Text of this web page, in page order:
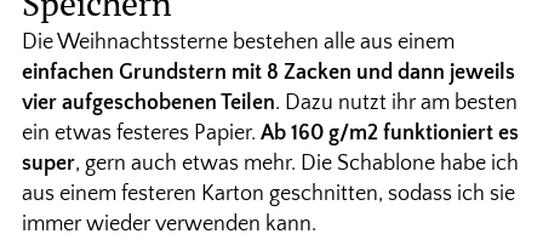
Die Weihnachtssterne bestehen alle aus einem
einfachen Grundstern mit 8 Zacken und dann jeweils
vier aufgeschobenen Teilen. Dazu nutzt ihr am besten
ein etwas festeres Papier. Ab 160 g/m2 funktioniert es
super, gern auch etwas mehr. Die Schablone habe ich
aus einem festeren Karton geschnitten, sodass ich sie
immer wieder verwenden kann.